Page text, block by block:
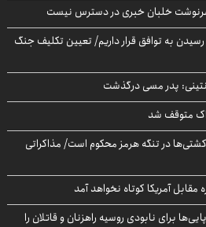
سرنوشت خلبان خبری در دسترس نیست
به توافق قرار داریم/ تعیین تکلیف جنگ
پدر مسی درگذشت
متوقف شد
در تنگه هرمز محکوم است/ مذاکراتی
آمریکا کوتاه نخواهد آمد
برای نابودی روسیه راهزنان و قاتلان را